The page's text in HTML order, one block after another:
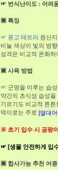
☞ 번식난이도 : 어
▣ 특징
☞ 콩고 테트라 원산
비늘 색상이 빛의 방
성격은 비교적 온화
▣ 사육 방법
☞ 군영을 이루는 습성
약간의 초식성 습성
기르기도 비교적 튼
먹이로는 주로 [열대
※ 초기 입수 시 곰팡
☞ [생물 안전하게 입
▣ 합사가능 추천 어종